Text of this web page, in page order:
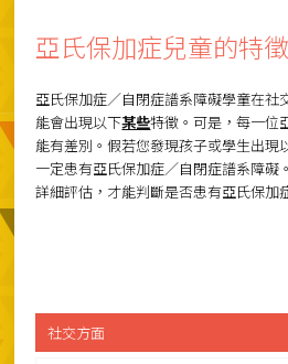
亞氏保加症兒童的特徵
亞氏保加症／自閉症譜系障礙學童在社
能會出現以下某些特徵。可是，每一位
能有差別。假若您發現孩子或學生出現
一定患有亞氏保加症／自閉症譜系障礙
詳細評估，才能判斷是否患有亞氏保加
社交方面